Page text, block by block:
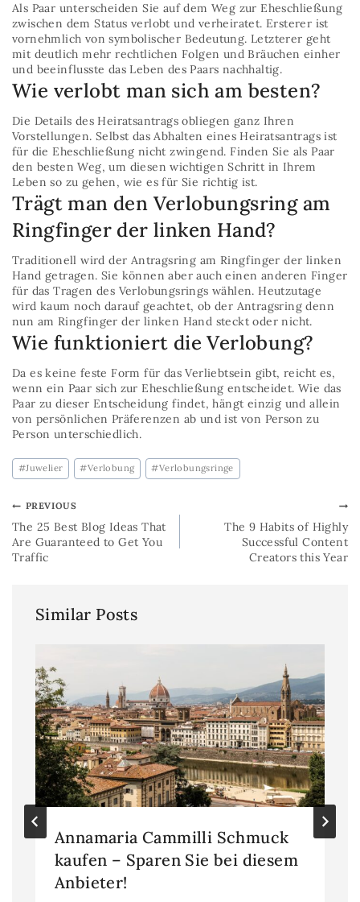
Als Paar unterscheiden Sie auf dem Weg zur Eheschließung
zwischen dem Status verlobt und verheiratet. Ersterer ist
vornehmlich von symbolischer Bedeutung. Letzterer geht
mit deutlich mehr rechtlichen Folgen und Bräuchen einher
und beeinflusste das Leben des Paars nachhaltig.
Wie verlobt man sich am besten?
Die Details des Heiratsantrags obliegen ganz Ihren
Vorstellungen. Selbst das Abhalten eines Heiratsantrags ist
für die Eheschließung nicht zwingend. Finden Sie als Paar
den besten Weg, um diesen wichtigen Schritt in Ihrem
Leben so zu gehen, wie es für Sie richtig ist.
Trägt man den Verlobungsring am
Ringfinger der linken Hand?
Traditionell wird der Antragsring am Ringfinger der linken
Hand getragen. Sie können aber auch einen anderen Finger
für das Tragen des Verlobungsrings wählen. Heutzutage
wird kaum noch darauf geachtet, ob der Antragsring denn
nun am Ringfinger der linken Hand steckt oder nicht.
Wie funktioniert die Verlobung?
Da es keine feste Form für das Verliebtsein gibt, reicht es,
wenn ein Paar sich zur Eheschließung entscheidet. Wie das
Paar zu dieser Entscheidung findet, hängt einzig und allein
von persönlichen Präferenzen ab und ist von Person zu
Person unterschiedlich.
#Juwelier #Verlobung #Verlobungsringe
PREVIOUS
The 25 Best Blog Ideas That
Are Guaranteed to Get You
Traffic
The 9 Habits of Highly
Successful Content
Creators this Year
Similar Posts
Annamaria Cammilli Schmuck
kaufen – Sparen Sie bei diesem
Anbieter!